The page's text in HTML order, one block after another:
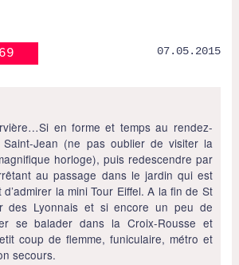
07.05.2015
en forme et temps au rendez-
Jean (ne pas oublier de visiter la
horloge), puis redescendre par
au passage dans le jardin qui est
la mini Tour Eiffel. A la fin de St
des Lyonnais et si encore un peu de
se balader dans la Croix-Rousse et
coup de flemme, funiculaire, métro et
secours.